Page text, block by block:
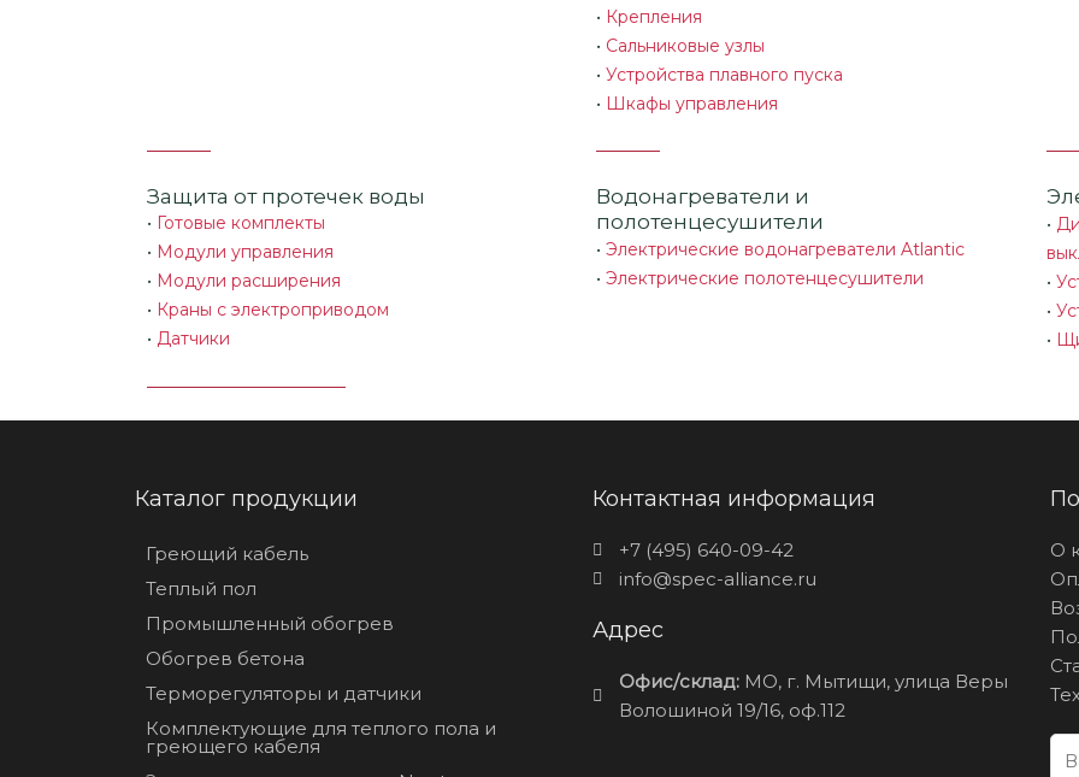
• Крепления
• Сальниковые узлы
•Устройства плавного пуска
• Шкафы управления
Защита от протечек воды
• Готовые комплекты
• Модули управления
• Модули расширения
• Краны с электроприводом
• Датчики
Водонагреватели и
полотенцесушители
•Электрические водонагреватели Atlantic
•Электрические полотенцесушители
•
•
•
•
Каталог продукции
Греющий кабель
Теплый пол
Промышленный обогрев
Обогрев бетона
Терморегуляторы и датчики
Комплектующие для теплого пола и
греющего кабеля
Контактная информация
+7 (495) 640-09-42
info@spec-alliance.ru
Адрес
Офис/склад: МО, г. Мытищи, улица Веры
Волошиной 19/16, оф.112
О